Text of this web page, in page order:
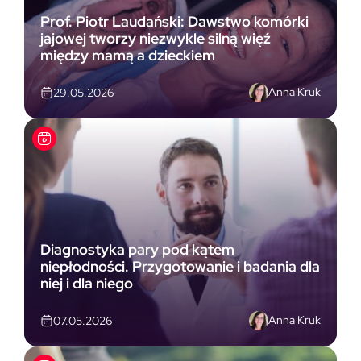
Prof. Piotr Laudański: Dawstwo komórki
jajowej tworzy niezwykle silną więź
między mamą a dzieckiem
29.05.2026 Anna Kruk
Diagnostyka pary pod kątem
niepłodności. Przygotowanie i badania dla
niej i dla niego
07.05.2026 Anna Kruk